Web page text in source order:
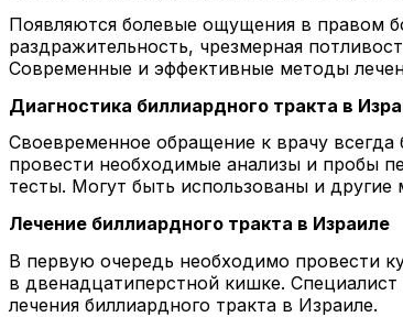
Появляются болевые ощущения в правом
раздражительность, чрезмерная
Современные и эффективные методы
Диагностика биллиардного тракта в
Своевременное обращение к врачу всегда
провести необходимые анализы и пробы
тесты. Могут быть использованы и
Лечение биллиардного тракта в Израиле
В первую очередь необходимо провести
в двенадцатиперстной кишке.
лечения биллиардного тракта в Израиле.